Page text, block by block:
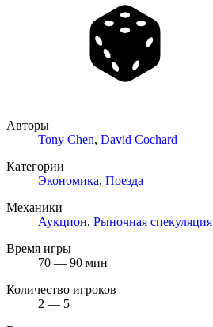
Авторы
Tony Chen, David Cochard
Категории
Экономика, Поезда
Механики
Аукцион, Рыночная спекуляция
Время игры
70 — 90 мин
Количество игроков
2 — 5